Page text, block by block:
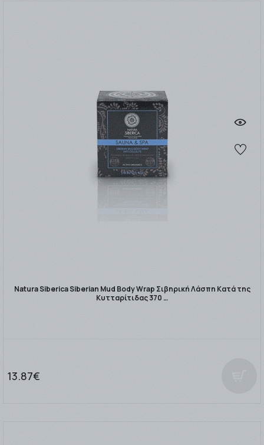
Natura Siberica Siberian Mud Body Wrap Σιβηρική Λάσπη Κατά της
Κυτταρίτιδας 370 …
13.87€